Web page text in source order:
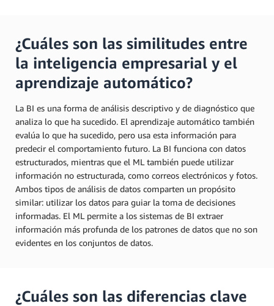
¿Cuáles son las similitudes entre
la inteligencia empresarial y el
aprendizaje automático?
La BI es una forma de análisis descriptivo y de diagnóstico que
analiza lo que ha sucedido. El aprendizaje automático también
evalúa lo que ha sucedido, pero usa esta información para
predecir el comportamiento futuro. La BI funciona con datos
estructurados, mientras que el ML también puede utilizar
información no estructurada, como correos electrónicos y fotos.
Ambos tipos de análisis de datos comparten un propósito
similar: utilizar los datos para guiar la toma de decisiones
informadas. El ML permite a los sistemas de BI extraer
información más profunda de los patrones de datos que no son
evidentes en los conjuntos de datos.
¿Cuáles son las diferencias clave